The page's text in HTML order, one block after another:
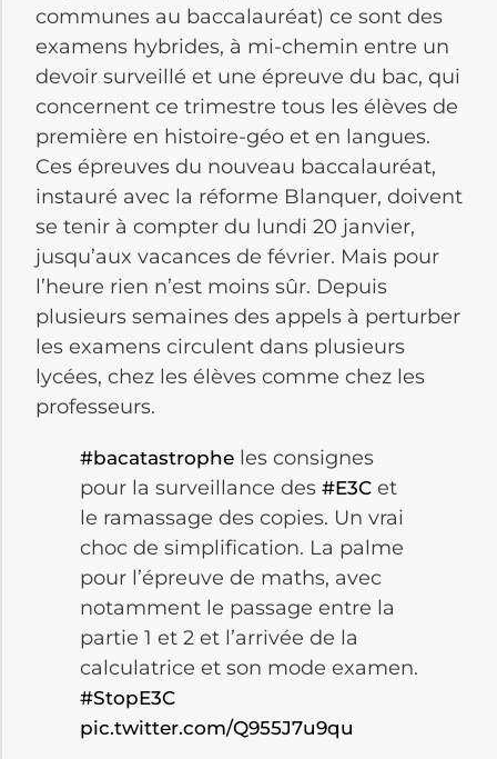
communes au baccalauréat) ce sont des
examens hybrides, à mi-chemin entre un
devoir surveillé et une épreuve du bac, qui
concernent ce trimestre tous les élèves de
première en histoire-géo et en langues.
Ces épreuves du nouveau baccalauréat,
instauré avec la réforme Blanquer, doivent
se tenir à compter du lundi 20 janvier,
jusqu’aux vacances de février. Mais pour
l’heure rien n’est moins sûr. Depuis
plusieurs semaines des appels à perturber
les examens circulent dans plusieurs
lycées, chez les élèves comme chez les
professeurs.
#bacatastrophe les consignes
pour la surveillance des #E3C et
le ramassage des copies. Un vrai
choc de simplification. La palme
pour l’épreuve de maths, avec
notamment le passage entre la
partie 1 et 2 et l’arrivée de la
calculatrice et son mode examen.
#StopE3C
pic.twitter.com/Q955J7u9qu